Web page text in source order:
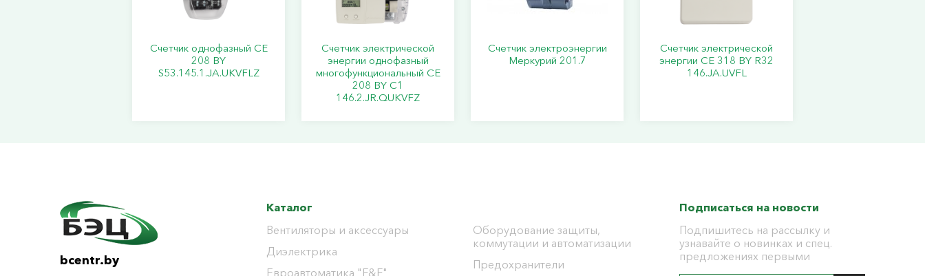
Счетчик однофазный СЕ
208 BY
S53.145.1.JA.UKVFLZ
Счетчик электрической
энергии однофазный
многофункциональный СЕ
208 BY C1
146.2.JR.QUKVFZ
Счетчик электроэнергии
Меркурий 201.7
Счетчик электрической
энергии СЕ 318 BY R32
146.JA.UVFL
bcentr.by
Каталог
Вентиляторы и аксессуары
Диэлектрика
Евроавтоматика "F&F"
Оборудование защиты,
коммутации и автоматизации
Предохранители
Подписаться на новости
Подпишитесь на рассылку и
узнавайте о новинках и спец.
предложениях первыми